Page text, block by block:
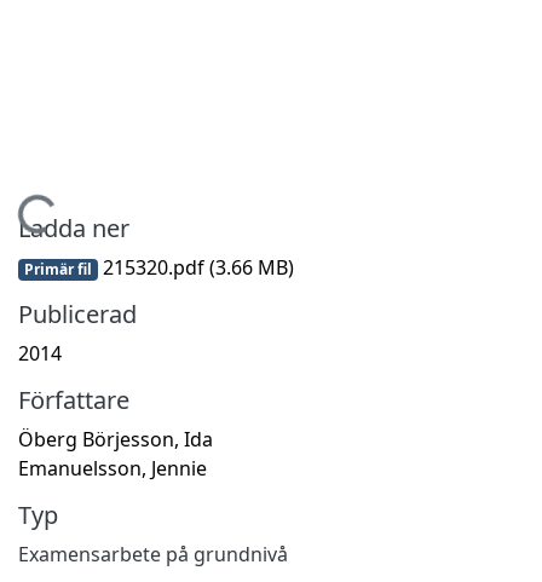
Ladda ner
Primär fil 215320.pdf(3.66 MB)
Publicerad
2014
Författare
Öberg Börjesson, Ida
Emanuelsson, Jennie
Typ
Examensarbete på grundnivå